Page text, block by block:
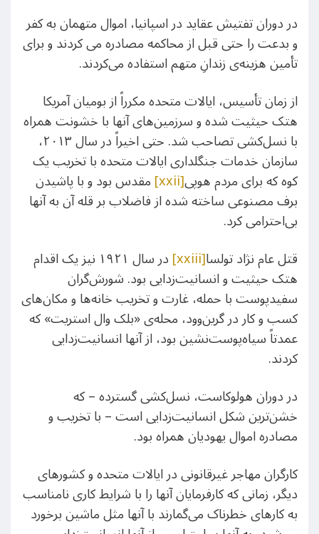
در دوران تفتیش عقاید در اسپانیا، اموال متهمان به کفر
و بدعت را حتی قبل از محاکمه مصادره می کردند و برای
تأمین هزینه‌ی زندانِ متهم استفاده می‌کردند.
از زمان تأسیس، ایالات متحده مکرراً از بومیان آمریکا
هتک حیثیت شده و سرزمین‌های آنها با خشونت‌ همراه
با نسل‌کشی تصاحب شد. حتی اخیراً در سال ۲۰۱۳،
سازمان خدمات جنگلداری ایالات متحده با تخریب یک
کوه که برای مردم هوپی[xxii] مقدس بود و با پاشیدن
برف مصنوعی ساخته شده از فاضلاب بر قله آن به آنها
بی‌احترامی کرد.
قتل عام نژاد تولسا[xxiii] در سال ۱۹۲۱ نیز یک اقدام
هتک حیثیت و انسانیت‌زدایی بود. شورش‌گران
سفیدپوست با حمله، غارت و تخریب خانه‌ها و مکان‌های
کسب و کار در گرین‌وود، محله‌‌ی «بلک وال استریت» که
عمدتاً سیاه‌پوست‌نشین بود، از آنها انسانیت‌زدایی
کردند.
در دوران هولوکاست، نسل‌کشی گسترده – که
خشن‌ترین شکل انسانیت‌زدایی است – با تخریب و
مصادره اموال یهودیان همراه بود.
کارگران مهاجر غیرقانونی در ایالات متحده و کشورهای
دیگر، زمانی که کارفرمایان آنها را با شرایط کاری نامناسب
به کارهای خطرناک می‌گمارند با آنها مثل ماشین برخورد